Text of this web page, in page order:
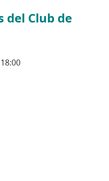
del Club de